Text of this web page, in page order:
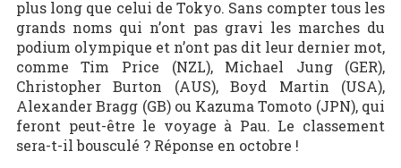
plus long que celui de Tokyo. Sans compter tous les
grands noms qui n’ont pas gravi les marches du
podium olympique et n’ont pas dit leur dernier mot,
comme Tim Price (NZL), Michael Jung (GER),
Christopher Burton (AUS), Boyd Martin (USA),
Alexander Bragg (GB) ou Kazuma Tomoto (JPN), qui
feront peut-être le voyage à Pau. Le classement
sera-t-il bousculé ? Réponse en octobre !